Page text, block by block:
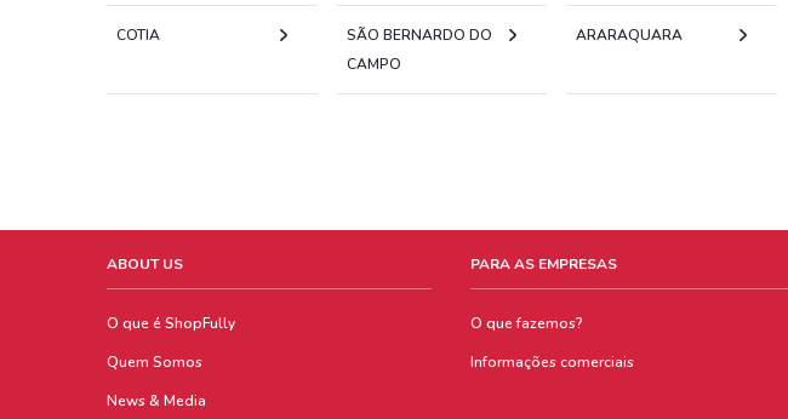
COTIA
SÃO BERNARDO DO
CAMPO
ARARAQUARA
ABOUT US
O que é ShopFully
Quem Somos
News & Media
PARA AS EMPRESAS
O que fazemos?
Informações comerciais